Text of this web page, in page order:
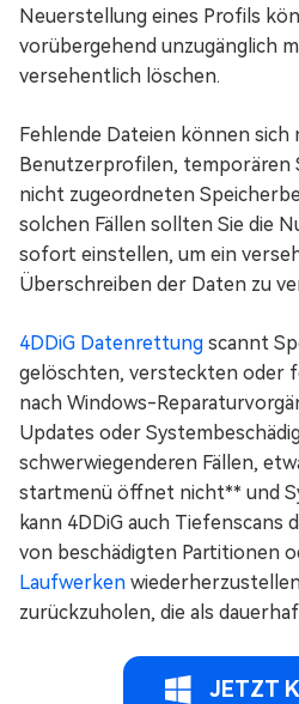
Neuerstellung eines Profils
vorübergehend unzugänglich
versehentlich löschen.
Fehlende Dateien können
Benutzerprofilen, temporären
nicht zugeordneten
solchen Fällen sollten Sie die
sofort einstellen, um ein
Überschreiben der Daten zu
4DDiG Datenrettung scannt
gelöschten, versteckten oder
nach Windows-
Updates oder
schwerwiegenderen Fällen,
startmenü öffnet nicht** und
kann 4DDiG auch Tiefenscans
von beschädigten Partitionen
Laufwerken
zurückzuholen, die als
JETZT